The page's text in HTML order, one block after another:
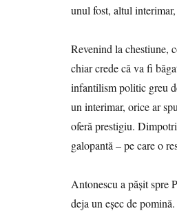
unul fost, altul
Revenind la chestiune,
chiar crede că va fi
infantilism politic greu
un interimar, orice ar
oferă prestigiu.
galopantă – pe care o
Antonescu a păşit spre
deja un eşec de